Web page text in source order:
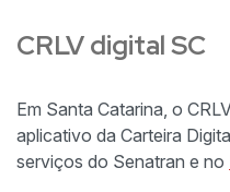
CRLV digital SC
Em Santa Catarina, o
aplicativo da Carteira
serviços do Senatran e no